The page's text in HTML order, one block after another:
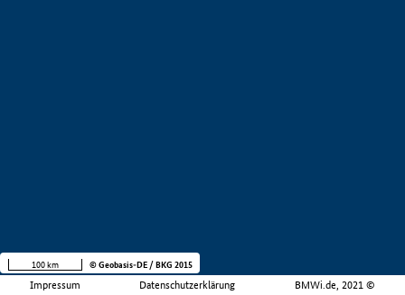
Impressum Datenschutzerklärung BMWi.de, 2021 ©
100 km © Geobasis-DE / BKG 2015